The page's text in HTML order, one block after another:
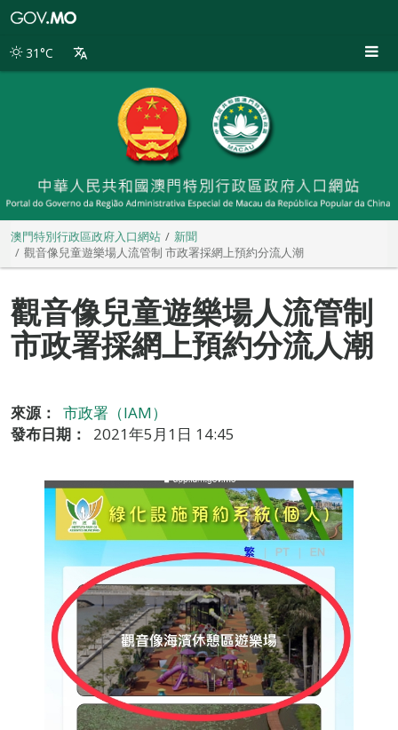
別
31°C
澳門特別行政區政府入口網站
新聞
觀音像兒童遊樂場人流管制 市政署採網上預約分流人潮
觀音像兒童遊樂場人流管制
市政署採網上預約分流人潮
來源：
市政署（IAM）
發布日期：
2021年5月1日 14:45